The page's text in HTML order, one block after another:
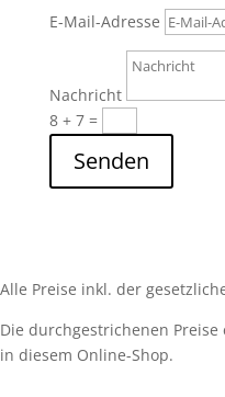
E-Mail-Adresse
Nachricht
8 + 7=
Senden
Alle Preise inkl. der
Die durchgestrichenen
in diesem Online-Shop.